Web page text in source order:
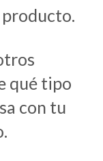
qué tipo
con tu